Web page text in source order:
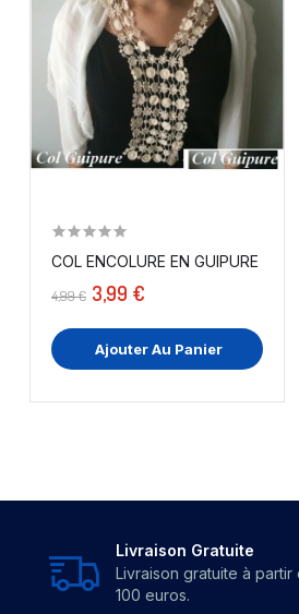
COL ENCOLURE EN GUIPURE À
4,99 € 3,99 €
Ajouter Au Panier
Livraison Gratuite
Livraison gratuite à partir
100 euros.